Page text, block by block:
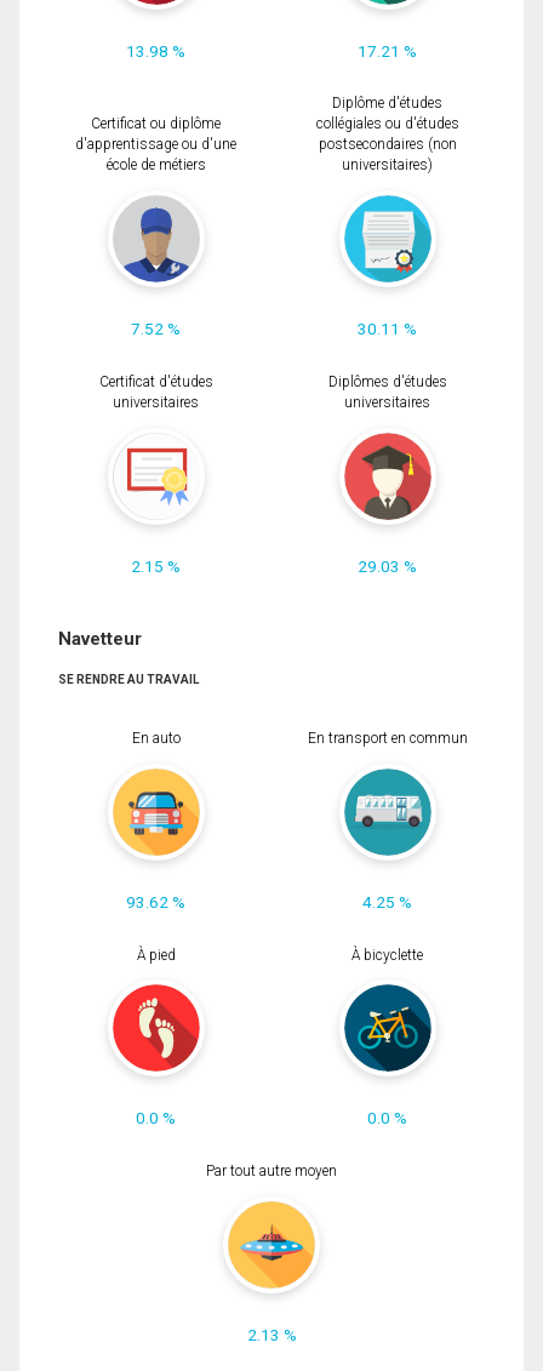
13.98 % 17.21 %
Certificat ou diplôme
d'apprentissage ou d'une
école de métiers
7.52 %
Diplôme d'études
collégiales ou d'études
postsecondaires (non
universitaires)
30.11 %
Certificat d'études
universitaires
2.15 %
Diplômes d'études
universitaires
29.03 %
Navetteur
SE RENDRE AU TRAVAIL
En auto
93.62 %
En transport en commun
4.25 %
À pied
0.0 %
À bicyclette
0.0 %
Par tout autre moyen
2.13 %